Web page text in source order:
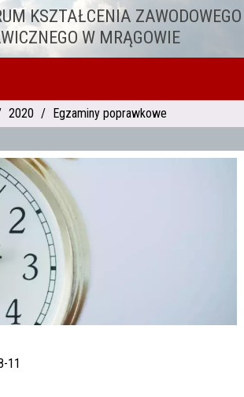
KSZTAŁCENIA ZAWODOWEGO
W MRĄGOWIE
2020 Egzaminy poprawkowe
11